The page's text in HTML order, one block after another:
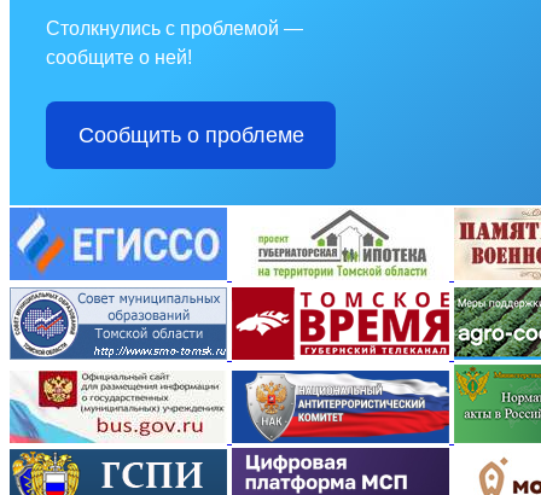
Столкнулись с проблемой —
сообщите о ней!
Сообщить о проблеме